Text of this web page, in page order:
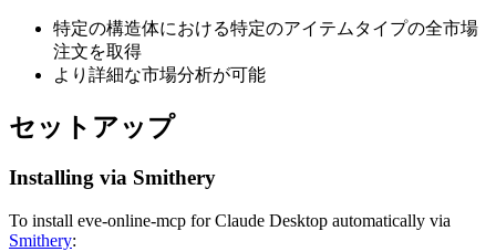
特定の構造体における特定のアイテムタイプの全市場
注文を取得
より詳細な市場分析が可能
セットアップ
Installing via Smithery
To install eve-online-mcp for Claude Desktop automatically via
Smithery: